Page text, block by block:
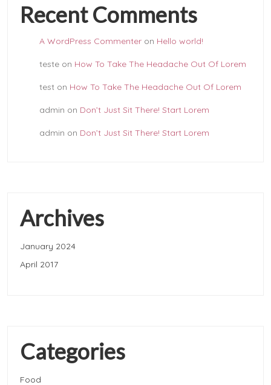
Recent Comments
A WordPress Commenter on Hello world!
teste on How To Take The Headache Out Of Lorem
test on How To Take The Headache Out Of Lorem
admin on Don’t Just Sit There! Start Lorem
admin on Don’t Just Sit There! Start Lorem
Archives
January 2024
April 2017
Categories
Food